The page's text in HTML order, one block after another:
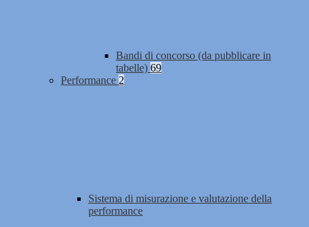
Bandi di concorso (da pubblicare in
tabelle) 69
Performance 2
Sistema di misurazione e valutazione della
performance